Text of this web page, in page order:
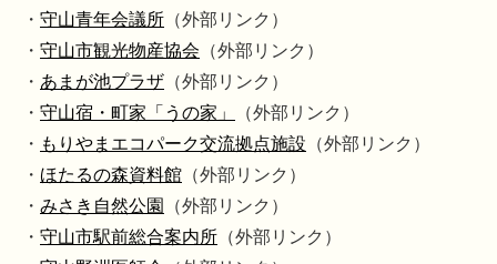
・ 守山青年会議所 （外部リンク）
・ 守山市観光物産協会 （外部リンク）
・ あまが池プラザ （外部リンク）
・ 守山宿・町家「うの家」
（外部リンク）
・ もりやまエコパーク交流拠点施設 （外部リンク）
・ ほたるの森資料館 （外部リンク）
・ みさき自然公園
（外部リンク）
・ 守山市駅前総合案内所 （外部リンク）